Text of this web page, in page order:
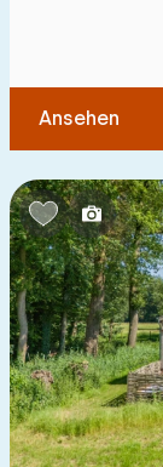
Zu
0,2 0,5
Unterkunft
Nicht im
Im
Ansehen